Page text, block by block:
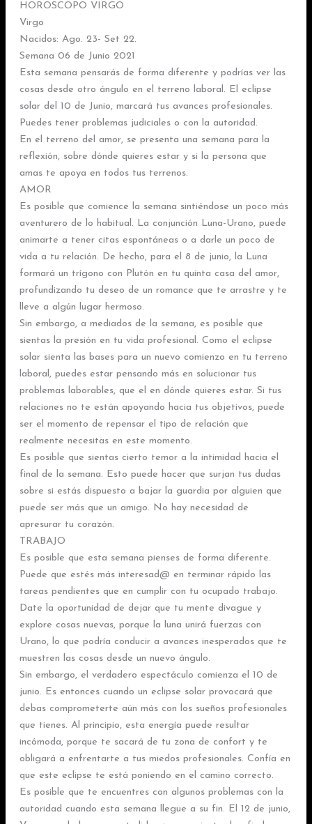
HOROSCOPO VIRGO
Virgo
Nacidos: Ago. 23- Set 22.
Semana 06 de Junio 2021
Esta semana pensarás de forma diferente y podrías ver las
cosas desde otro ángulo en el terreno laboral. El eclipse
solar del 10 de Junio, marcará tus avances profesionales.
Puedes tener problemas judiciales o con la autoridad.
En el terreno del amor, se presenta una semana para la
reflexión, sobre dónde quieres estar y si la persona que
amas te apoya en todos tus terrenos.
AMOR
Es posible que comience la semana sintiéndose un poco más
aventurero de lo habitual. La conjunción Luna-Urano, puede
animarte a tener citas espontáneas o a darle un poco de
vida a tu relación. De hecho, para el 8 de junio, la Luna
formará un trígono con Plutón en tu quinta casa del amor,
profundizando tu deseo de un romance que te arrastre y te
lleve a algún lugar hermoso.
Sin embargo, a mediados de la semana, es posible que
sientas la presión en tu vida profesional. Como el eclipse
solar sienta las bases para un nuevo comienzo en tu terreno
laboral, puedes estar pensando más en solucionar tus
problemas laborables, que el en dónde quieres estar. Si tus
relaciones no te están apoyando hacia tus objetivos, puede
ser el momento de repensar el tipo de relación que
realmente necesitas en este momento.
Es posible que sientas cierto temor a la intimidad hacia el
final de la semana. Esto puede hacer que surjan tus dudas
sobre si estás dispuesto a bajar la guardia por alguien que
puede ser más que un amigo. No hay necesidad de
apresurar tu corazón.
TRABAJO
Es posible que esta semana pienses de forma diferente.
Puede que estés más interesad@ en terminar rápido las
tareas pendientes que en cumplir con tu ocupado trabajo.
Date la oportunidad de dejar que tu mente divague y
explore cosas nuevas, porque la luna unirá fuerzas con
Urano, lo que podría conducir a avances inesperados que te
muestren las cosas desde un nuevo ángulo.
Sin embargo, el verdadero espectáculo comienza el 10 de
junio. Es entonces cuando un eclipse solar provocará que
debas comprometerte aún más con los sueños profesionales
que tienes. Al principio, esta energía puede resultar
incómoda, porque te sacará de tu zona de confort y te
obligará a enfrentarte a tus miedos profesionales. Confía en
que este eclipse te está poniendo en el camino correcto.
Es posible que te encuentres con algunos problemas con la
autoridad cuando esta semana llegue a su fin. El 12 de junio,